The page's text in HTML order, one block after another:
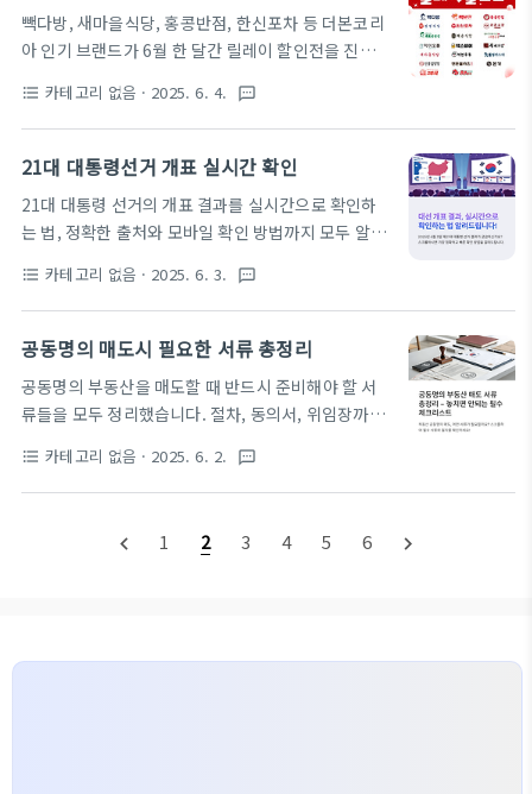
구에서 ‘민생지원금..
셔서 회원가입을 진행해 보세요 삼성전자 제품 홍보하
고 매출의 3% 수익 얻으러 가기👆 삼성 ACE 파트너
프로그램 가이드 다운로드 왜 지금 '홍보 파트너'가 주
를 만들었는데도 수익은 미미한 경우가 대부분입니다.
하지만 삼성 ACE..
빽다방, 새마을식당, 홍콩반점, 한신포차 등 더본코리
아 인기 브랜드가 6월 한 달간 릴레이 할인전을 진행합
세요.6월, 외식비 아끼고 싶다면 이건 필수입니다.더
본코리아가 운영하는 인기 프랜차이즈 20여 개 브랜
드가 6월 한 달간 릴레이 할인전(행사기간: 2025년 6
별 메뉴 할인, 브랜드별 파격 혜택까지!지금부터 브랜
드별 할인 요약 리스트를 확인해보세요. 🔥 지금 아니
면 놓칩니다! 더본 6월 할인 혜택 전체보기 👇 👉 더본
스무디 1,000원대상 메뉴: 아샷추, 청사과 스..
format_list_bulleted 카테고리 없음 · 2025. 6. 4. textsms
21대 대통령선거 개표 실시간 확인
21대 대통령 선거의 개표 결과를 실시간으로 확인하
는 법, 정확한 출처와 모바일 확인 방법까지 모두 알려
튼을 눌러보세요.2025년 6월 3일, 제21대 대통령 선
거가 전 국민의 주목 속에서 실시 되고 있습니다. 코로
나19 팬데믹 이후 첫 전국 단위 대선으로, 정치·사회
들이 선거 결과에 관심을 집중하고 있습니다.선거가
종료된 이후, 유권자들이 가장 많이 검색하는 키워드
는 단연 **“개표 결과”**입니다. 특히 실시간으로 확
대 대통령 선거 개표 결과를 실시간으로 확인하는 방
법을 가장 정확하고 빠르게 정리..
format_list_bulleted 카테고리 없음 · 2025. 6. 3. textsms
공동명의 매도시 필요한 서류 총정리
공동명의 부동산을 매도할 때 반드시 준비해야 할 서
류들을 모두 정리했습니다. 절차, 동의서, 위임장까지
버튼을 눌러주세요.부동산을 공동명의로 보유하고 있
다가 매도를 결정하는 경우, 단독 명의보다 더 복잡한
자의 동의 여부, 위임장 작성, 지분 확인 등이 중요하
- 공동명의 아파트 매매 시 필요한 서류 안내 공동명의
format_list_bulleted 카테고리 없음 · 2025. 6. 2. textsms
navigate_before 1 2 3 4 5 6 navigate_next